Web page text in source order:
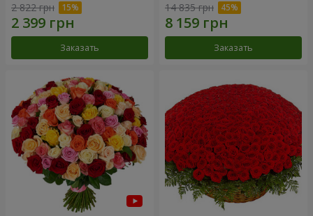
2 822 грн
Заказать
14 835 грн
Заказать